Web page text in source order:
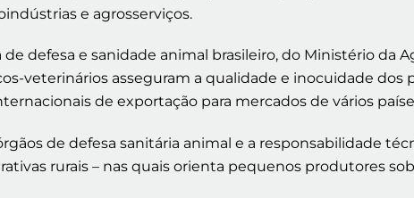
e agrosserviços.
defesa e sanidade animal brasileiro, do Ministério da
veterinários asseguram a qualidade e inocuidade dos
de exportação para mercados de vários
de defesa sanitária animal e a responsabilidade
rurais – nas quais orienta pequenos produtores